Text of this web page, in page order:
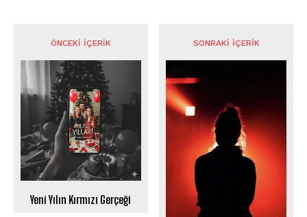
ÖNCEKI İÇERIK
Yeni Yılın Kırmızı Gerçeği
SONRAKI İÇERIK